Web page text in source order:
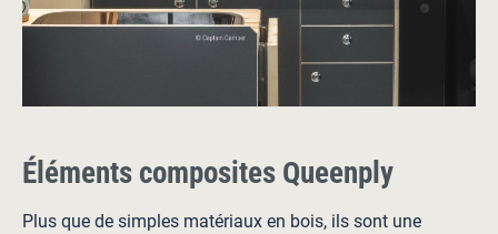
Éléments composites Queenply
Plus que de simples matériaux en bois, ils sont une